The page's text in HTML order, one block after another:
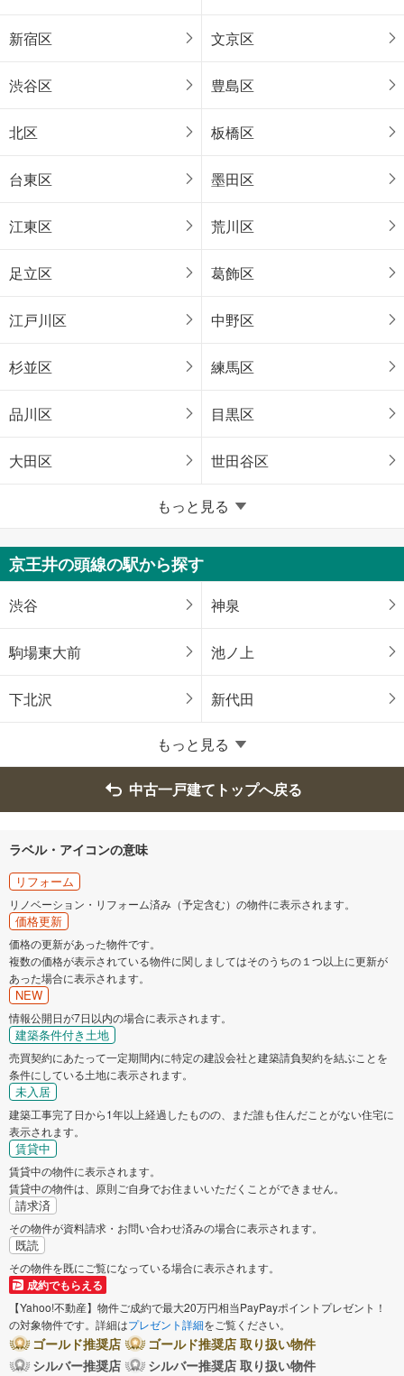
新宿区 文京区
渋谷区 豊島区
北区 板橋区
台東区 墨田区
江東区 荒川区
足立区 葛飾区
江戸川区 中野区
杉並区 練馬区
品川区 目黒区
大田区 世田谷区
八王子市 立川市
武蔵野市 三鷹市
青梅市 府中市
昭島市 調布市
小金井市
日野市
国立市
狛江市
清瀬市 東久留米市
武蔵村山市 多摩市
稲城市 羽村市
あきる野市 西東京市
西多摩郡瑞穂町
西多摩郡檜原村
大島町
もっと見る
京王井の頭線の駅から探す
渋谷 神泉
駒場東大前 池ノ上
下北沢 新代田
もっと見る
中古一戸建てトップへ戻る
ラベル・アイコンの意味
リフォーム
リノベーション・リフォーム済み（予定含む）の物件に表示されます。
価格更新
価格の更新があった物件です。
複数の価格が表示されている物件に関しましてはそのうちの１つ以上に更新が
あった場合に表示されます。
NEW
情報公開日が7日以内の場合に表示されます。
建築条件付き土地
売買契約にあたって一定期間内に特定の建設会社と建築請負契約を結ぶことを
条件にしている土地に表示されます。
未入居
建築工事完了日から1年以上経過したものの、まだ誰も住んだことがない住宅に
表示されます。
賃貸中
賃貸中の物件に表示されます。
賃貸中の物件は、原則ご自身でお住まいいただくことができません。
請求済
その物件が資料請求・お問い合わせ済みの場合に表示されます。
既読
その物件を既にご覧になっている場合に表示されます。
成約でもらえる
【Yahoo!不動産】物件ご成約で最大20万円相当PayPayポイントプレゼント！
の対象物件です。詳細はプレゼント詳細をご覧ください。
ゴールド推奨店
ゴールド推奨店 取り扱い物件
シルバー推奨店
シルバー推奨店 取り扱い物件